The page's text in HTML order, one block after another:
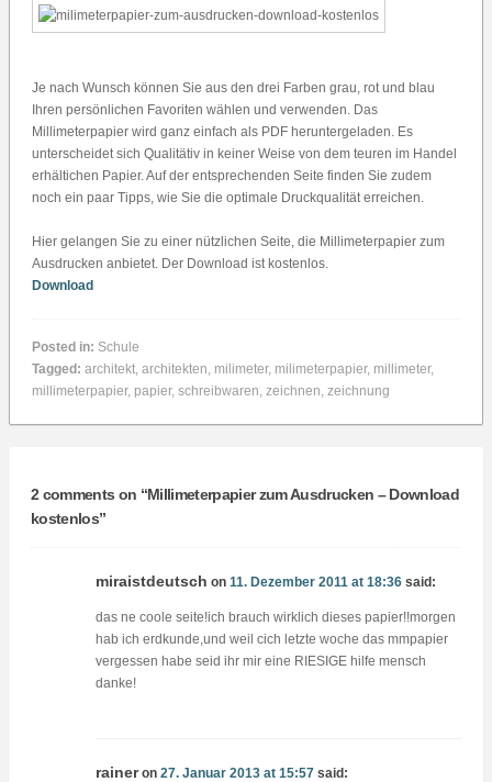
Je nach Wunsch können Sie aus den drei Farben grau, rot und blau
Ihren persönlichen Favoriten wählen und verwenden. Das
Millimeterpapier wird ganz einfach als PDF heruntergeladen. Es
unterscheidet sich Qualitätiv in keiner Weise von dem teuren im Handel
erhältichen Papier. Auf der entsprechenden Seite finden Sie zudem
noch ein paar Tipps, wie Sie die optimale Druckqualität erreichen.
Hier gelangen Sie zu einer nützlichen Seite, die Millimeterpapier zum
Ausdrucken anbietet. Der Download ist kostenlos.
Download
Posted in: Schule
Tagged: architekt, architekten, milimeter, milimeterpapier, millimeter,
millimeterpapier, papier, schreibwaren, zeichnen, zeichnung
2 comments on “Millimeterpapier zum Ausdrucken – Download
kostenlos”
miraistdeutsch on 11. Dezember 2011 at 18:36 said:
das ne coole seite!ich brauch wirklich dieses papier!!morgen
hab ich erdkunde,und weil cich letzte woche das mmpapier
vergessen habe seid ihr mir eine RIESIGE hilfe mensch
danke!
raineron 27. Januar 2013 at 15:57 said: